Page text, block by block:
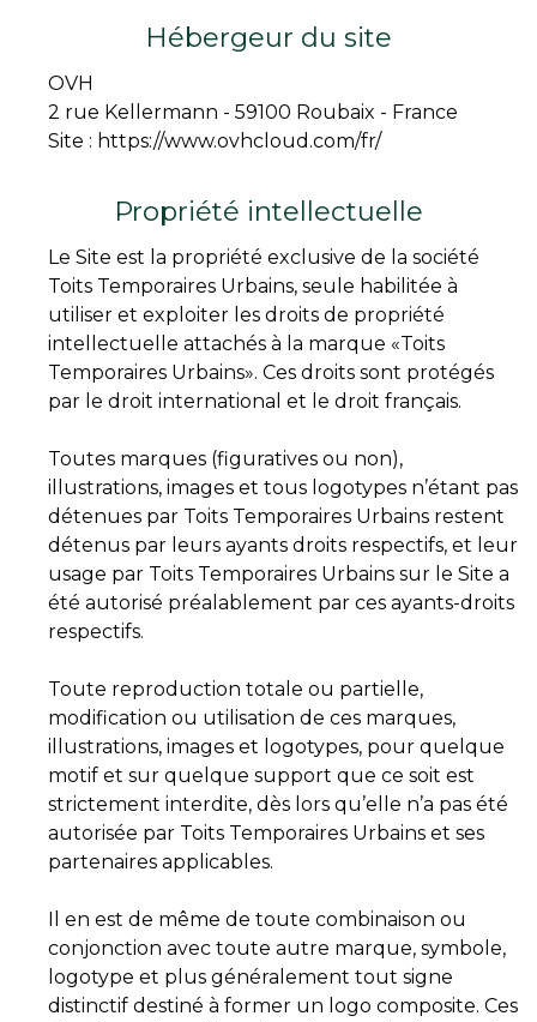
Hébergeur du site
OVH
2 rue Kellermann - 59100 Roubaix - France
Site : https://www.ovhcloud.com/fr/
Propriété intellectuelle
Le Site est la propriété exclusive de la société
Toits Temporaires Urbains, seule habilitée à
utiliser et exploiter les droits de propriété
intellectuelle attachés à la marque «Toits
Temporaires Urbains». Ces droits sont protégés
par le droit international et le droit français.
Toutes marques (figuratives ou non),
illustrations, images et tous logotypes n’étant pas
détenues par Toits Temporaires Urbains restent
détenus par leurs ayants droits respectifs, et leur
usage par Toits Temporaires Urbains sur le Site a
été autorisé préalablement par ces ayants-droits
respectifs.
Toute reproduction totale ou partielle,
modification ou utilisation de ces marques,
illustrations, images et logotypes, pour quelque
motif et sur quelque support que ce soit est
strictement interdite, dès lors qu’elle n’a pas été
autorisée par Toits Temporaires Urbains et ses
partenaires applicables.
Il en est de même de toute combinaison ou
conjonction avec toute autre marque, symbole,
logotype et plus généralement tout signe
distinctif destiné à former un logo composite. Ces